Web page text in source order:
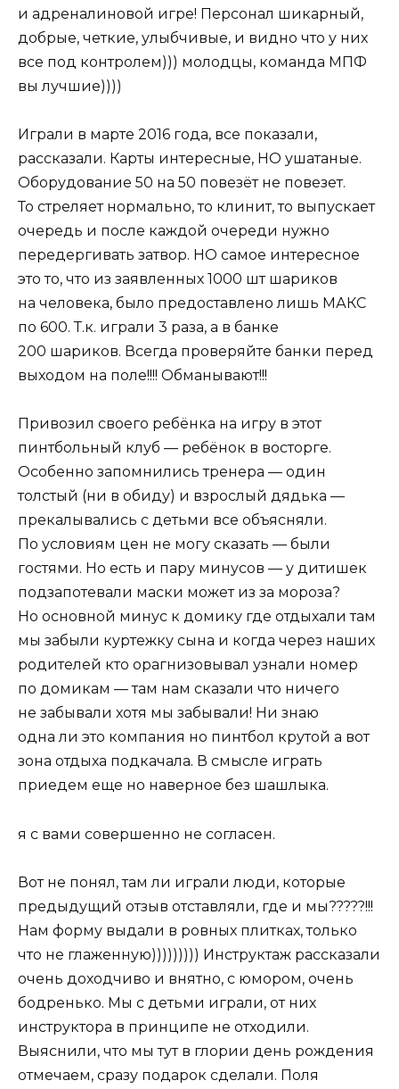
и адреналиновой игре! Персонал шикарный,
добрые, четкие, улыбчивые, и видно что у них
все под контролем))) молодцы, команда МПФ
вы лучшие))))
Играли в марте 2016 года, все показали,
рассказали. Карты интересные, НО ушатаные.
Оборудование 50 на 50 повезёт не повезет.
То стреляет нормально, то клинит, то выпускает
очередь и после каждой очереди нужно
передергивать затвор. НО самое интересное
это то, что из заявленных 1000 шт шариков
на человека, было предоставлено лишь МАКС
по 600. Т.к. играли 3 раза, а в банке
200 шариков. Всегда проверяйте банки перед
выходом на поле!!!! Обманывают!!!
Привозил своего ребёнка на игру в этот
пинтбольный клуб — ребёнок в восторге.
Особенно запомнились тренера — один
толстый (ни в обиду) и взрослый дядька —
прекалывались с детьми все объясняли.
По условиям цен не могу сказать — были
гостями. Но есть и пару минусов — у дитишек
подзапотевали маски может из за мороза?
Но основной минус к домику где отдыхали там
мы забыли куртежку сына и когда через наших
родителей кто орагнизовывал узнали номер
по домикам — там нам сказали что ничего
не забывали хотя мы забывали! Ни знаю
одна ли это компания но пинтбол крутой а вот
зона отдыха подкачала. В смысле играть
приедем еще но наверное без шашлыка.
я с вами совершенно не согласен.
Вот не понял, там ли играли люди, которые
предыдущий отзыв отставляли, где и мы?????!!!
Нам форму выдали в ровных плитках, только
что не глаженную))))))))) Инструктаж рассказали
очень доходчиво и внятно, с юмором, очень
бодренько. Мы с детьми играли, от них
инструктора в принципе не отходили.
Выяснили, что мы тут в глории день рождения
отмечаем, сразу подарок сделали. Поля